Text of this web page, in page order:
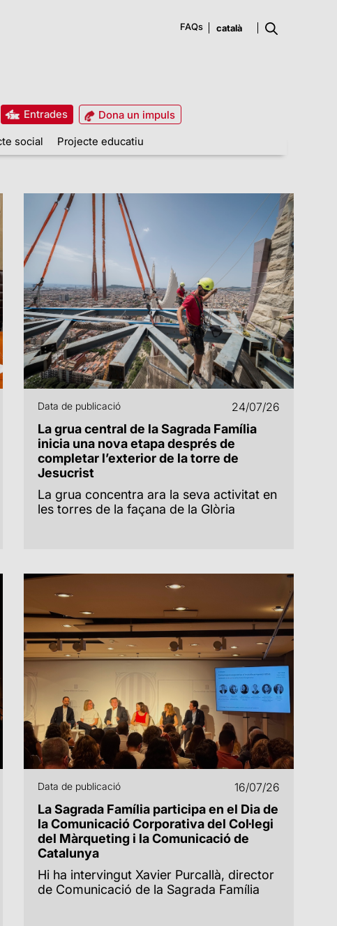
FAQs
Entrades
Dona un impuls
social Projecte educatiu
Data de publicació 24/07/26
La grua central de la Sagrada Família
inicia una nova etapa després de
completar l’exterior de la torre de
Jesucrist
La grua concentra ara la seva activitat en
les torres de la façana de la Glòria
Data de publicació 16/07/26
La Sagrada Família participa en el Dia de
la Comunicació Corporativa del Col·legi
del Màrqueting i la Comunicació de
Catalunya
Hi ha intervingut Xavier Purcallà, director
de Comunicació de la Sagrada Família